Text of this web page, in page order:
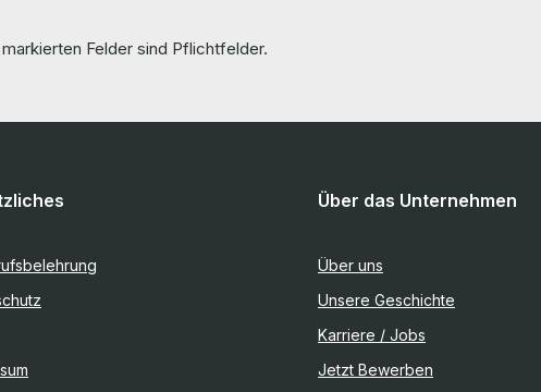
Felder sind Pflichtfelder.
Über das Unternehmen
Über uns
Unsere Geschichte
Karriere / Jobs
Jetzt Bewerben